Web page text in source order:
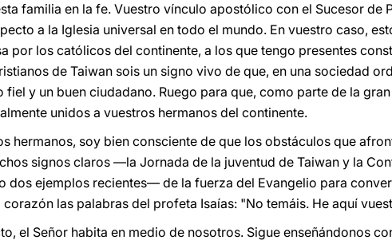
familia en la fe. Vuestro vínculo apostólico con el Sucesor de
a la Iglesia universal en todo el mundo. En vuestro caso,
por los católicos del continente, a los que tengo presentes
de Taiwan sois un signo vivo de que, en una sociedad
fiel y un buen ciudadano. Ruego para que, como parte de la
unidos a vuestros hermanos del continente.
hermanos, soy bien consciente de que los obstáculos que
signos claros —la Jornada de la juventud de Taiwan y la
dos ejemplos recientes— de la fuerza del Evangelio para
corazón las palabras del profeta Isaías: "No temáis. He aquí
el Señor habita en medio de nosotros. Sigue enseñándonos